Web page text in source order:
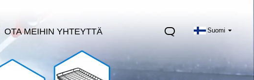
Suomi
OTA MEIHIN YHTEYTTÄ